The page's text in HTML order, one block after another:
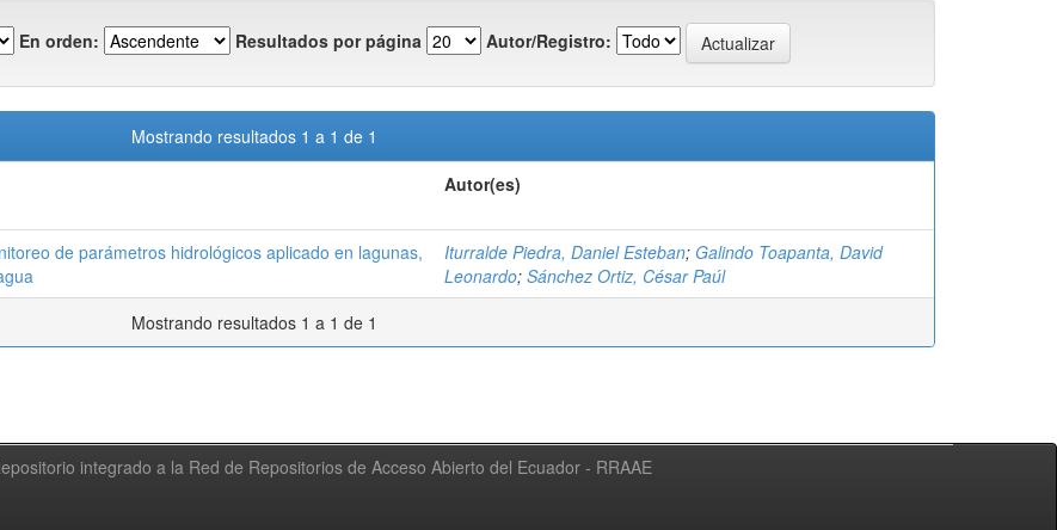
En orden: Resultados por página Autor/Registro:
Mostrando resultados 1 a 1 de 1
Autor(es)
de parámetros hidrológicos aplicado en lagunas,
Iturralde Piedra, Daniel Esteban; Galindo Toapanta, David
Leonardo; Sánchez Ortiz, César Paúl
Mostrando resultados 1 a 1 de 1
integrado a la Red de Repositorios de Acceso Abierto del Ecuador - RRAAE